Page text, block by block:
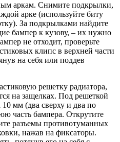
аркам. Снимите подкрылки,
арке (используйте биту
За подкрылками найдите
бампер к кузову, – их нужно
не отходит, проверьте
клипс в верхней части
на себя или поддев
решетку радиатора,
на защелках. Под решеткой
мм (два сверху и два по
часть бампера. Открутите
разъемы противотуманных
нажав на фиксаторы.